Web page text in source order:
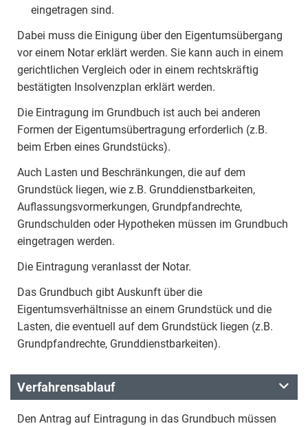
eingetragen sind.
Dabei muss die Einigung über den Eigentumsübergang
vor einem Notar erklärt werden. Sie kann auch in einem
gerichtlichen Vergleich oder in einem rechtskräftig
bestätigten Insolvenzplan erklärt werden.
Die Eintragung im Grundbuch ist auch bei anderen
Formen der Eigentumsübertragung erforderlich (z.B.
beim Erben eines Grundstücks).
Auch Lasten und Beschränkungen, die auf dem
Grundstück liegen, wie z.B. Grunddienstbarkeiten,
Auflassungsvormerkungen, Grundpfandrechte,
Grundschulden oder Hypotheken müssen im Grundbuch
eingetragen werden.
Die Eintragung veranlasst der Notar.
Das Grundbuch gibt Auskunft über die
Eigentumsverhältnisse an einem Grundstück und die
Lasten, die eventuell auf dem Grundstück liegen (z.B.
Grundpfandrechte, Grunddienstbarkeiten).
Verfahrensablauf
Den Antrag auf Eintragung in das Grundbuch müssen